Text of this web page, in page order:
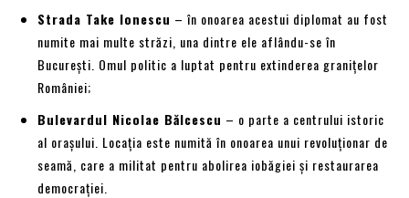
Strada Take Ionescu – în onoarea acestui diplomat au fost
numite mai multe străzi, una dintre ele aflându-se în
București. Omul politic a luptat pentru extinderea granițelor
României;
Bulevardul Nicolae Bălcescu – o parte a centrului istoric
al orașului. Locația este numită în onoarea unui revoluționar de
seamă, care a militat pentru abolirea iobăgiei și restaurarea
democrației.